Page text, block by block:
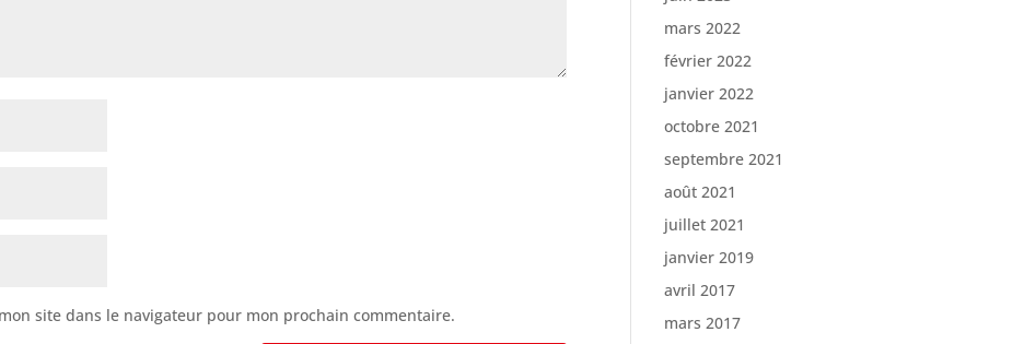
site dans le navigateur pour mon prochain commentaire.
mars 2022
février 2022
janvier 2022
octobre 2021
septembre 2021
août 2021
juillet 2021
janvier 2019
avril 2017
mars 2017